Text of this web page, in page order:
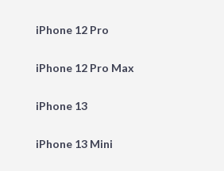
iPhone 12 Pro
iPhone 12 Pro Max
iPhone 13
iPhone 13 Mini